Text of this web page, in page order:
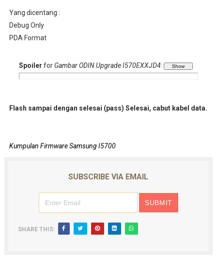
Yang dicentang :
Debug Only
PDA Format
Spoiler for Gambar ODIN Upgrade I570EXXJD4:
Flash sampai dengan selesai (pass) Selesai, cabut kabel data.
Kumpulan Firmware Samsung I5700
SUBSCRIBE VIA EMAIL
SHARE THIS: